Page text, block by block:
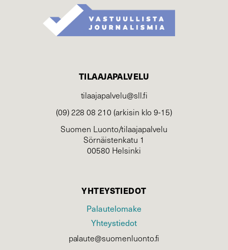
TILAAJAPALVELU
tilaajapalvelu@sll.fi
(09) 228 08 210 (arkisin klo 9-15)
Suomen Luonto/tilaajapalvelu
Sörnäistenkatu 1
00580 Helsinki
YHTEYSTIEDOT
Palautelomake
Yhteystiedot
palaute@suomenluonto.fi